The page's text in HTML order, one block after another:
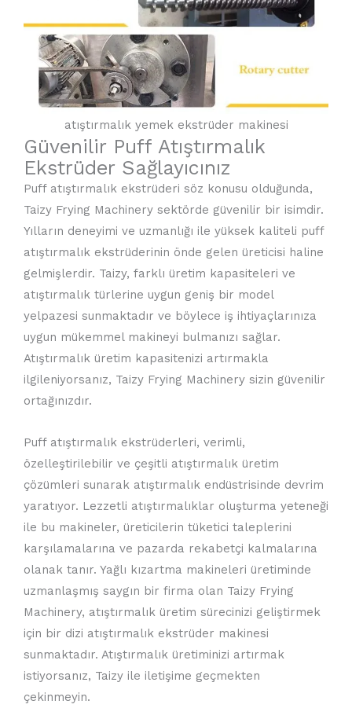
atıştırmalık yemek ekstrüder makinesi
Güvenilir Puff Atıştırmalık
Ekstrüder Sağlayıcınız
Puff atıştırmalık ekstrüderi söz konusu olduğunda,
Taizy Frying Machinery sektörde güvenilir bir isimdir.
Yılların deneyimi ve uzmanlığı ile yüksek kaliteli puff
atıştırmalık ekstrüderinin önde gelen üreticisi haline
gelmişlerdir. Taizy, farklı üretim kapasiteleri ve
atıştırmalık türlerine uygun geniş bir model
yelpazesi sunmaktadır ve böylece iş ihtiyaçlarınıza
uygun mükemmel makineyi bulmanızı sağlar.
Atıştırmalık üretim kapasitenizi artırmakla
ilgileniyorsanız, Taizy Frying Machinery sizin güvenilir
ortağınızdır.
Puff atıştırmalık ekstrüderleri, verimli,
özelleştirilebilir ve çeşitli atıştırmalık üretim
çözümleri sunarak atıştırmalık endüstrisinde devrim
yaratıyor. Lezzetli atıştırmalıklar oluşturma yeteneği
ile bu makineler, üreticilerin tüketici taleplerini
karşılamalarına ve pazarda rekabetçi kalmalarına
olanak tanır. Yağlı kızartma makineleri üretiminde
uzmanlaşmış saygın bir firma olan Taizy Frying
Machinery, atıştırmalık üretim sürecinizi geliştirmek
için bir dizi atıştırmalık ekstrüder makinesi
sunmaktadır. Atıştırmalık üretiminizi artırmak
istiyorsanız, Taizy ile iletişime geçmekten
çekinmeyin.